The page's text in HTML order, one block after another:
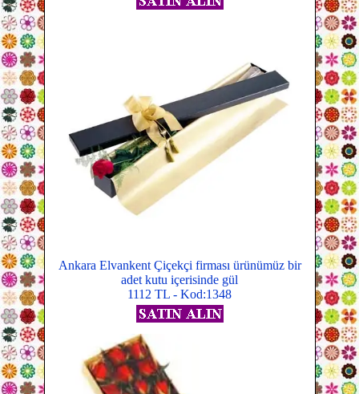
Ankara Elvankent Çiçekçi firması ürünümüz bir
adet kutu içerisinde gül
1112 TL - Kod:1348